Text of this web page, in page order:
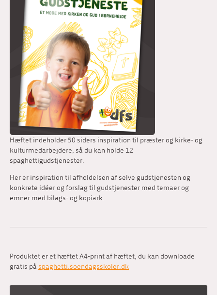
Hæftet indeholder 50 siders inspiration til præster og kirke- og
kulturmedarbejdere, så du kan holde 12
spaghettigudstjenester.
Her er inspiration til afholdelsen af selve gudstjenesten og
konkrete idéer og forslag til gudstjenester med temaer og
emner med bilags- og kopiark.
Produktet er et hæftet A4-print af hæftet, du kan downloade
gratis påspaghetti.soendagsskoler.dk